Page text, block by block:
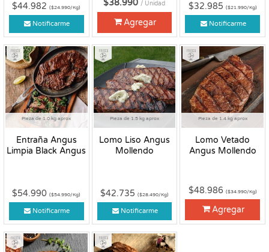
$44.982($24.990/Kg)
Notificarme
$38.990 / Unidad
Agregar
$32.985 ($21.990/Kg)
Notificarme
Pieza de 1.0 kg aprox
Entraña Angus
Limpia Black Angus
Fresco
$54.990($54.990/Kg)
Notificarme
Pieza de 1.5 kg aprox
Lomo Liso Angus
Mollendo
Fresco
$42.735 ($28.490/Kg)
Notificarme
Pieza de 1.4 kg aprox
Lomo Vetado
Angus Mollendo
Fresco
$48.986 ($34.990/Kg)
Agregar
Fresco Fresco